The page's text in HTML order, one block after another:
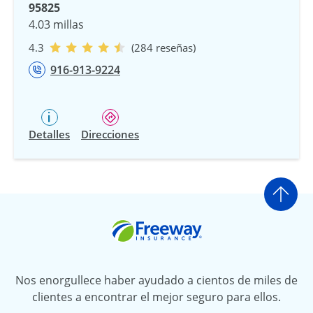
95825
4.03 millas
4.3 (284 reseñas)
916-913-9224
Detalles Direcciones
Ir
Nos enorgullece haber ayudado a cientos de miles de
clientes a encontrar el mejor seguro para ellos.